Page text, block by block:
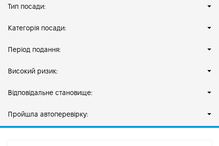
Тип посади:
Категорія посади:
Період подання:
Високий ризик:
Відповідальне становище:
Пройшла автоперевірку: